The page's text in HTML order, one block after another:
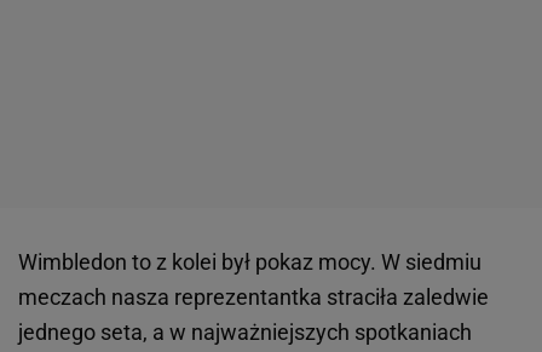
Wimbledon to z kolei był pokaz mocy. W siedmiu
meczach nasza reprezentantka straciła zaledwie
jednego seta, a w najważniejszych spotkaniach